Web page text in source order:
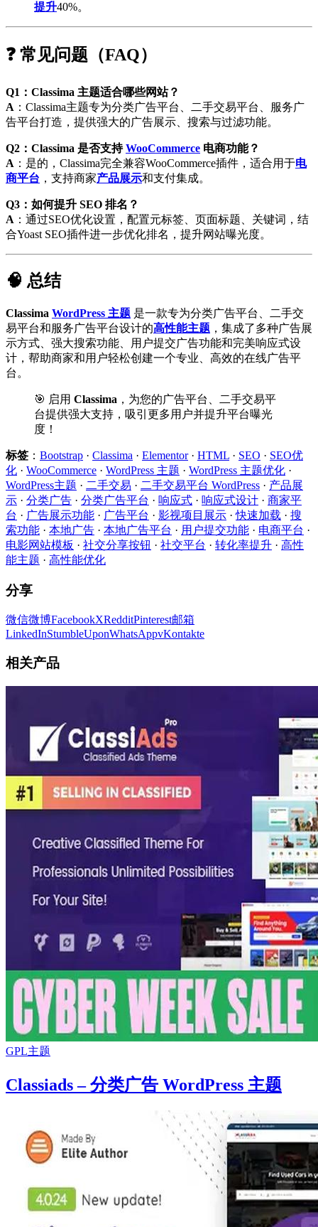
提升40%。
❓ 常见问题（FAQ）
Q1：Classima 主题适合哪些网站？
A ：Classima主题专为分类广告平台、二手交易平台、服务广
告平台打造，提供强大的广告展示、搜索与过滤功能。
Q2：Classima 是否支持WooCommerce 电商功能？
A ：是的，Classima完全兼容WooCommerce插件，适合用于电
商平台 ，支持商家产品展示和支付集成。
Q3：如何提升 SEO 排名？
A ：通过SEO优化设置，配置元标签、页面标题、关键词，结
合Yoast SEO插件进一步优化排名，提升网站曝光度。
🧠 总结
Classima WordPress 主题 是一款专为分类广告平台、二手交
易平台和服务广告平台设计的高性能主题 ，集成了多种广告展
示方式、强大搜索功能、用户提交广告功能和完美响应式设
计，帮助商家和用户轻松创建一个专业、高效的在线广告平
台。
🎯 启用 Classima ，为您的广告平台、二手交易平
台提供强大支持，吸引更多用户并提升平台曝光
度！
标签 ： Bootstrap · Classima · Elementor· HTML · SEO · SEO优
化 · WooCommerce · WordPress 主题 · WordPress 主题优化 ·
WordPress主题 · 二手交易 · 二手交易平台 WordPress · 产品展
示 · 分类广告 · 分类广告平台 · 响应式 · 响应式设计 · 商家平
台 · 广告展示功能 · 广告平台 · 影视项目展示 ·快速加载 · 搜
索功能 · 本地广告 · 本地广告平台 · 用户提交功能 · 电商平台 ·
电影网站模板 · 社交分享按钮 · 社交平台 · 转化率提升 · 高性
能主题 · 高性能优化
分享
微信微博FacebookXRedditPinterest邮箱
LinkedInStumbleUponWhatsAppvKontakte
相关产品
GPL主题
Classiads – 分类广告 WordPress 主题